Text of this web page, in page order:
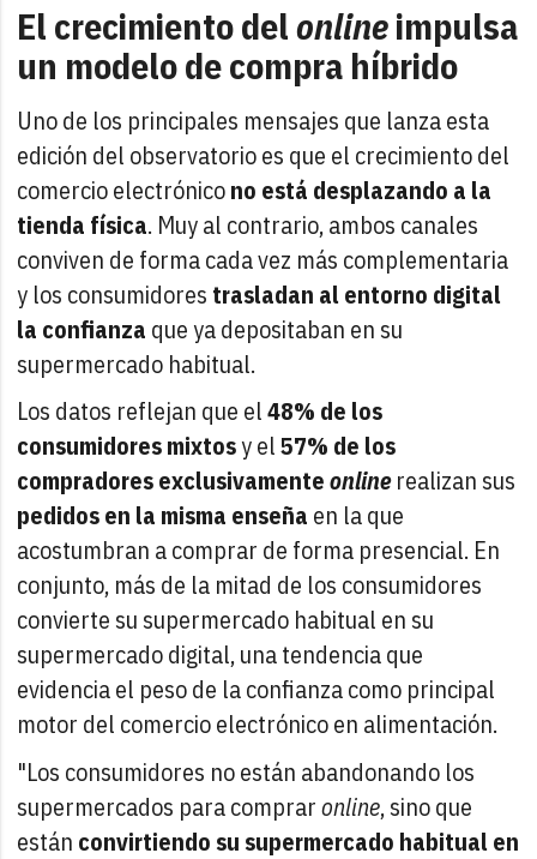
El crecimiento delonlineimpulsa
un modelo de compra híbrido
Uno de los principales mensajes que lanza esta
edición del observatorio es que el crecimiento del
comercio electrónicono está desplazando a la
tienda física. Muy al contrario, ambos canales
conviven de forma cada vez más complementaria
y los consumidores trasladan al entorno digital
la confianza que ya depositaban en su
supermercado habitual.
Los datos reflejan que el48% de los
consumidores mixtosy el57% de los
compradores exclusivamenteonlinerealizan sus
pedidos en la misma enseña en la que
acostumbran a comprar de forma presencial. En
conjunto, más de la mitad de los consumidores
convierte su supermercado habitual en su
supermercado digital, una tendencia que
evidencia el peso de la confianza como principal
motor del comercio electrónico en alimentación.
"Los consumidores no están abandonando los
supermercados para compraronline, sino que
están convirtiendo su supermercado habitual en